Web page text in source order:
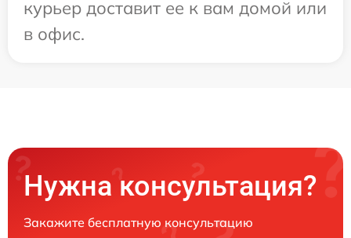
курьер доставит ее к вам домой или
в офис.
Нужна консультация?
Закажите бесплатную консультацию